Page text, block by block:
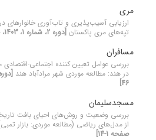
مری
ارزیابی آسیب‌پذیری و تاب‌آوری
تپه‌های مری پاکستان [دوره 2، شماره 1، 1403، صفحه 84-94]
مسافران
بررسی عوامل تعیین کننده اجتماعی-
در هند: مطالعه موردی شهر مرادآباد هند
46]
مسجدسلیمان
بررسی وضعیت و روش‌های احیای بافت
از مدل‌های ریاضی (مطالعه موردی: بازار
صفحه 1-14]